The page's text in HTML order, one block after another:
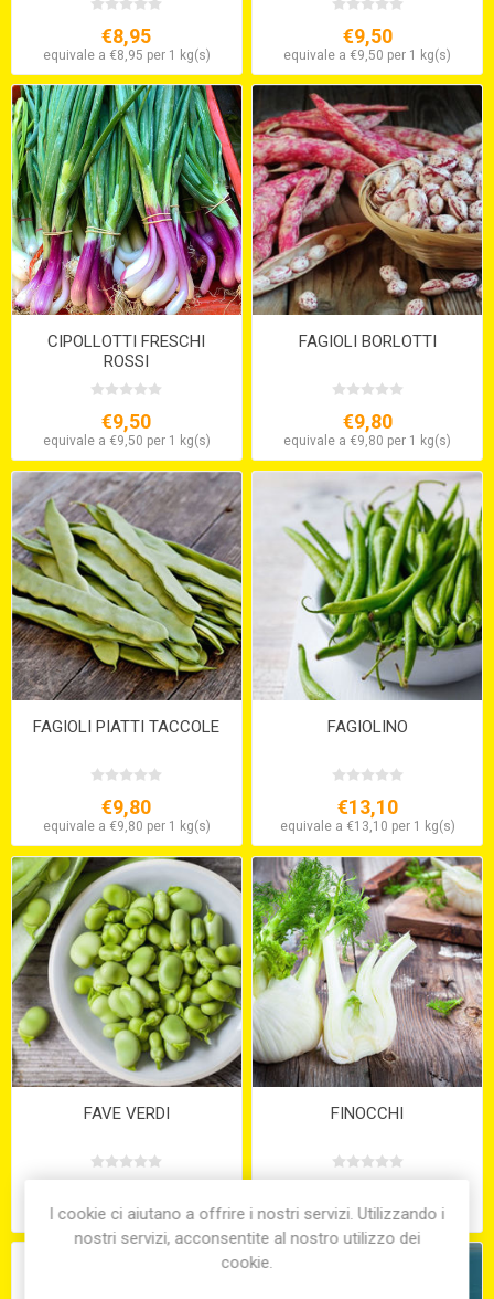
€8,95
equivale a €8,95 per 1 kg(s)
€9,50
equivale a €9,50 per 1 kg(s)
CIPOLLOTTI FRESCHI
ROSSI
€9,50
equivale a €9,50 per 1 kg(s)
FAGIOLI BORLOTTI
€9,80
equivale a €9,80 per 1 kg(s)
FAGIOLI PIATTI TACCOLE
€9,80
equivale a €9,80 per 1 kg(s)
FAGIOLINO
€13,10
equivale a €13,10 per 1 kg(s)
FAVE VERDI
equivale a €7,50 per 1 kg(s)
FINOCCHI
equivale a €7,40 per 1 kg(s)
I cookie ci aiutano a offrire i nostri servizi. Utilizzando i
nostri servizi, acconsentite al nostro utilizzo dei
cookie.